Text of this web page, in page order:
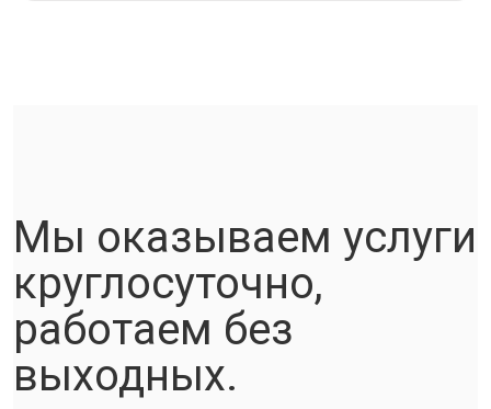
Мы оказываем услуги
круглосуточно,
работаем без
выходных.